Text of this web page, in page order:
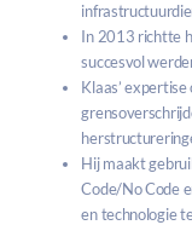
In 2013 richtte
succesvol
Klaas’
Hij maakt
Code/No Code
en technologie